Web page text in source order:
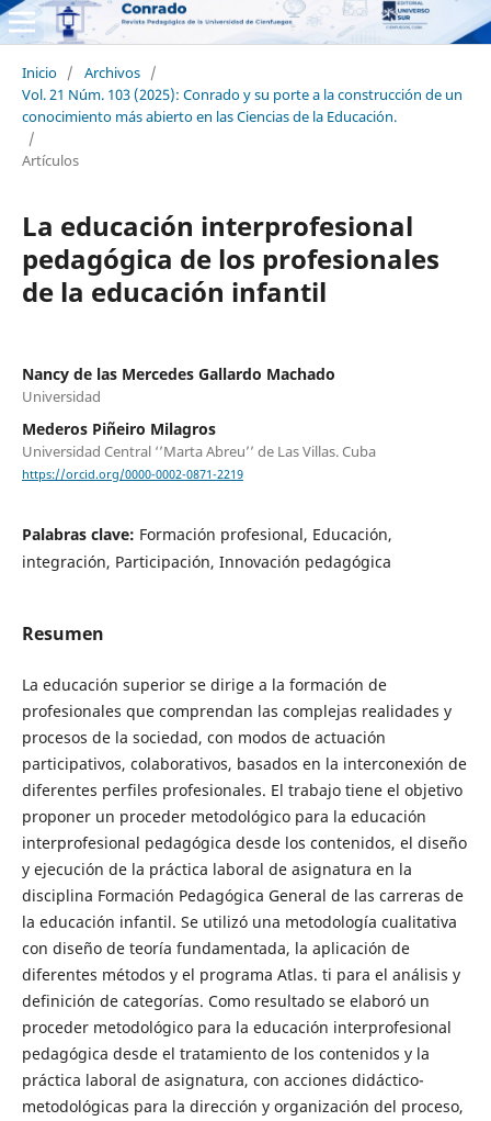
Inicio / Archivos /
Vol. 21 Núm. 103 (2025): Conrado y su porte a la construcción de un
conocimiento más abierto en las Ciencias de la Educación.
/
Artículos
La educación interprofesional
pedagógica de los profesionales
de la educación infantil
Nancy de las Mercedes Gallardo Machado
Universidad
Mederos Piñeiro Milagros
Universidad Central ‘’Marta Abreu’’ de Las Villas. Cuba
https://orcid.org/0000-0002-0871-2219
Palabras clave: Formación profesional, Educación,
integración, Participación, Innovación pedagógica
Resumen
La educación superior se dirige a la formación de
profesionales que comprendan las complejas realidades y
procesos de la sociedad, con modos de actuación
participativos, colaborativos, basados en la interconexión de
diferentes perfiles profesionales. El trabajo tiene el objetivo
proponer un proceder metodológico para la educación
interprofesional pedagógica desde los contenidos, el diseño
y ejecución de la práctica laboral de asignatura en la
disciplina Formación Pedagógica General de las carreras de
la educación infantil. Se utilizó una metodología cualitativa
con diseño de teoría fundamentada, la aplicación de
diferentes métodos y el programa Atlas. ti para el análisis y
definición de categorías. Como resultado se elaboró un
proceder metodológico para la educación interprofesional
pedagógica desde el tratamiento de los contenidos y la
práctica laboral de asignatura, con acciones didáctico-
metodológicas para la dirección y organización del proceso,